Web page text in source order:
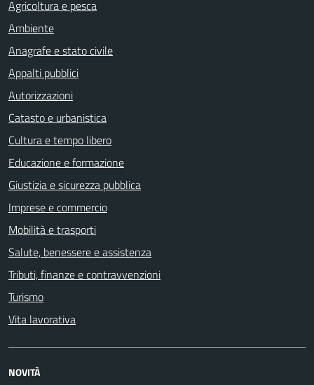
Agricoltura e pesca
Ambiente
Anagrafe e stato civile
Appalti pubblici
Autorizzazioni
Catasto e urbanistica
Cultura e tempo libero
Educazione e formazione
Giustizia e sicurezza pubblica
Imprese e commercio
Mobilità e trasporti
Salute, benessere e assistenza
Tributi, finanze e contravvenzioni
Turismo
Vita lavorativa
NOVITÀ